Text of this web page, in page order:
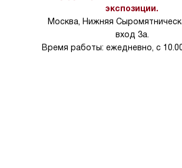
экспозиции.
Москва, Нижняя
вход 3а.
Время работы: ежедневно, с